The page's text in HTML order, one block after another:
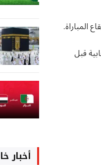
المباراة.
قبل
أخبار